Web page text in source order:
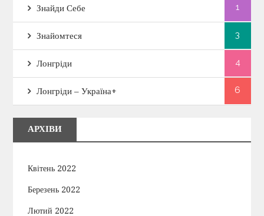
Знайди Себе 1
Знайомтеся 3
Лонгріди 4
Лонгріди – Україна+ 6
АРХІВИ
Квітень 2022
Березень 2022
Лютий 2022